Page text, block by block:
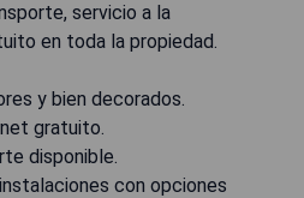
servicio a la
en toda la propiedad.
y bien decorados.
gratuito.
disponible.
con opciones